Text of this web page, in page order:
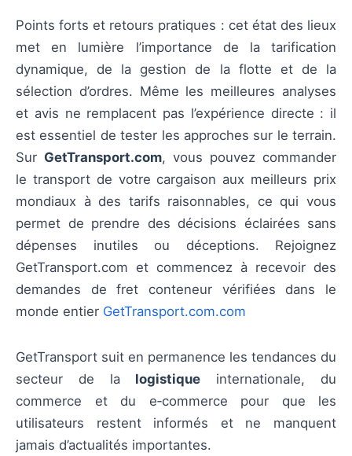
Points forts et retours pratiques : cet état des lieux
met en lumière l’importance de la tarification
dynamique, de la gestion de la flotte et de la
sélection d’ordres. Même les meilleures analyses
et avis ne remplacent pas l’expérience directe : il
est essentiel de tester les approches sur le terrain.
Sur GetTransport.com, vous pouvez commander
le transport de votre cargaison aux meilleurs prix
mondiaux à des tarifs raisonnables, ce qui vous
permet de prendre des décisions éclairées sans
dépenses inutiles ou déceptions. Rejoignez
GetTransport.com et commencez à recevoir des
demandes de fret conteneur vérifiées dans le
monde entier GetTransport.com.com
GetTransport suit en permanence les tendances du
secteur de la logistique internationale, du
commerce et du e‑commerce pour que les
utilisateurs restent informés et ne manquent
jamais d’actualités importantes.